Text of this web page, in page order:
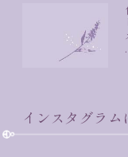
インスタグラ